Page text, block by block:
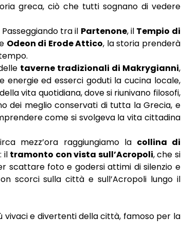
greca, ciò che tutti sognano di vedere
tra il Partenone, il Tempio di
Odeon di Erode Attico, la storia prenderà
taverne tradizionali di Makrygianni,
energie ed esserci goduti la cucina locale,
vita quotidiana, dove si riunivano filosofi,
dei meglio conservati di tutta la Grecia, e
come si svolgeva la vita cittadina
mezz’ora raggiungiamo la collina di
il tramonto con vista sull’Acropoli, che si
scattare foto e godersi attimi di silenzio e
scorci sulla città e sull’Acropoli lungo il
vivaci e divertenti della città, famoso per la